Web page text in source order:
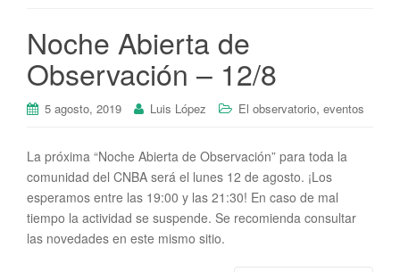
Noche Abierta de
Observación – 12/8
5 agosto, 2019 Luis López El observatorio, eventos
La próxima “Noche Abierta de Observación” para toda la
comunidad del CNBA será el lunes 12 de agosto. ¡Los
esperamos entre las 19:00 y las 21:30! En caso de mal
tiempo la actividad se suspende. Se recomienda consultar
las novedades en este mismo sitio.